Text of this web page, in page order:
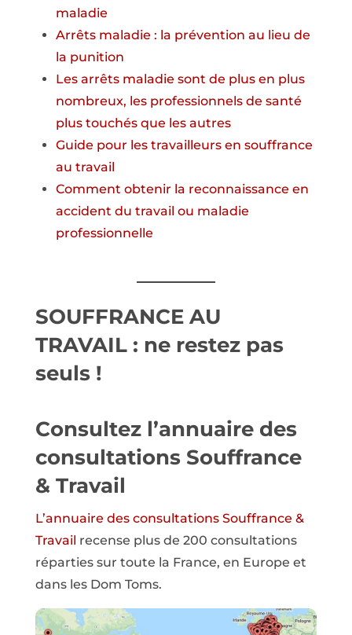
maladie
Arrêts maladie : la prévention au lieu de
la punition
Les arrêts maladie sont de plus en plus
nombreux, les professionnels de santé
plus touchés que les autres
Guide pour les travailleurs en souffrance
au travail
Comment obtenir la reconnaissance en
accident du travail ou maladie
professionnelle
SOUFFRANCE AU
TRAVAIL : ne restez pas
seuls !
Consultez l’annuaire des
consultations Souffrance
& Travail
L’annuaire des consultations Souffrance &
Travail recense plus de 200 consultations
réparties sur toute la France, en Europe et
dans les Dom Toms.